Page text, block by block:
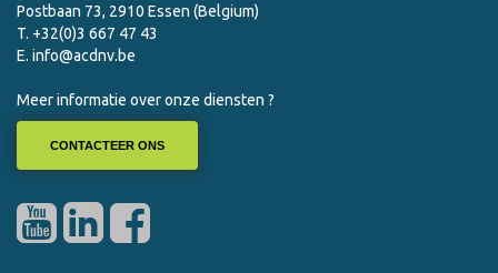
Postbaan 73, 2910 Essen (Belgium)
T. +32(0)3 667 47 43
E. info@acdnv.be
Meer informatie over onze diensten ?
CONTACTEER ONS